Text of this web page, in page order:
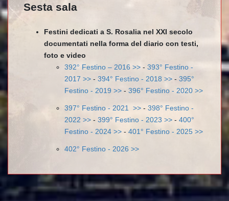
Sesta sala
Festini dedicati a S. Rosalia nel XXI secolo
documentati nella forma del diario con testi,
foto e video
392° Festino – 2016 >> - 393° Festino -
2017 >> - 394° Festino - 2018 >> - 395°
Festino - 2019 >> - 396° Festino - 2020 >>
397° Festino - 2021 >> - 398° Festino -
2022 >> - 399° Festino - 2023 >> - 400°
Festino - 2024 >> - 401° Festino - 2025 >>
402° Festino - 2026 >>